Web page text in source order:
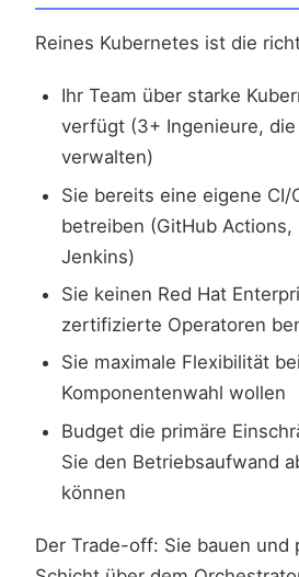
Reines Kubernetes ist die
Ihr Team über starke
verfügt (3+ Ingenieure,
verwalten)
Sie bereits eine eigene CI/
betreiben (GitHub Actions,
Jenkins)
Sie keinen Red Hat
zertifizierte Operatoren
Sie maximale Flexibilität
Komponentenwahl wollen
Budget die primäre
Sie den Betriebsaufwand
können
Der Trade-off: Sie bauen und